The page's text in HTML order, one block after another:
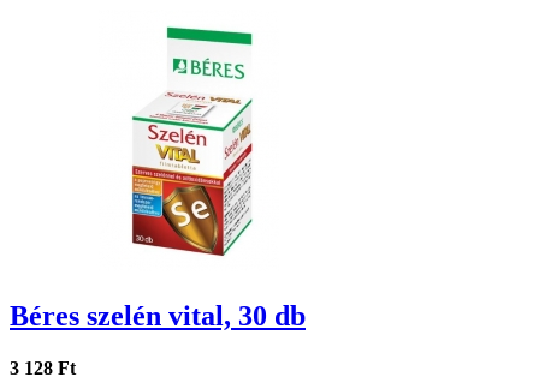
Béres szelén vital, 30 db
3 128 Ft